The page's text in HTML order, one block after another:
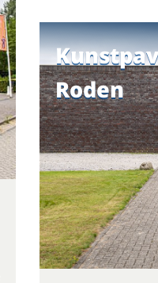
Roden